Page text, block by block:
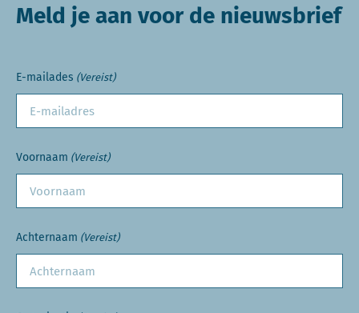
Meld je aan voor de nieuwsbrief
E-mailades (Vereist)
Voornaam (Vereist)
Achternaam (Vereist)